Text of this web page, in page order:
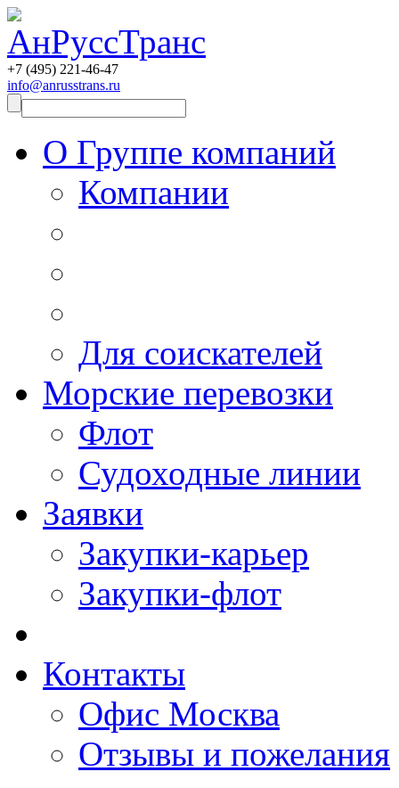
+7 (495) 221-46-47
info@anrusstrans.ru
О Группе компаний
Компании
Для соискателей
Морские перевозки
Флот
Судоходные линии
Заявки
Закупки-карьер
Закупки-флот
Контакты
Офис Москва
Отзывы и пожелания